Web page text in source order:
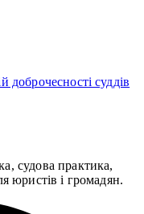
доброчесності суддів
судова практика,
юристів і громадян.